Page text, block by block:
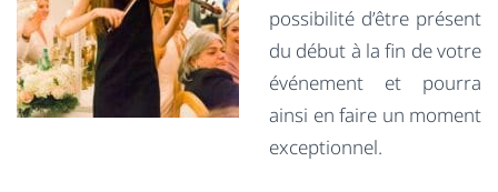
possibilité d’être présent
du début à la fin de votre
événement et pourra
ainsi en faire un moment
exceptionnel.